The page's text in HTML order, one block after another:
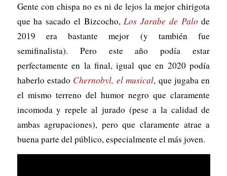
Gente con chispa no es ni de lejos la mejor chirigota
que ha sacado el Bizcocho,Los Jarabe de Palo de
2019 era bastante mejor (y también fue
semifinalista). Pero este año podía estar
perfectamente en la final, igual que en 2020 podía
haberlo estado Chernobyl, el musical, que jugaba en
el mismo terreno del humor negro que claramente
incomoda y repele al jurado (pese a la calidad de
ambas agrupaciones), pero que claramente atrae a
buena parte del público, especialmente el más joven.